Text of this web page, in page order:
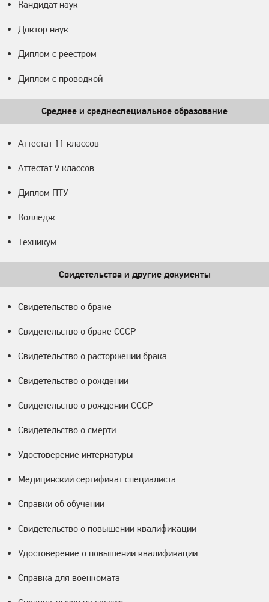
Кандидат наук
Доктор наук
Диплом с реестром
Диплом с проводкой
Среднее и среднеспециальное образование
Аттестат 11 классов
Аттестат 9 классов
Диплом ПТУ
Колледж
Техникум
Свидетельства и другие документы
Свидетельство о браке
Свидетельство о браке СССР
Свидетельство о расторжении брака
Свидетельство о рождении
Свидетельство о рождении СССР
Свидетельство о смерти
Удостоверение интернатуры
Медицинский сертификат специалиста
Справки об обучении
Свидетельство о повышении квалификации
Удостоверение о повышении квалификации
Справка для военкомата